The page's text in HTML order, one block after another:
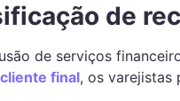
de
de serviços
final, os varejistas